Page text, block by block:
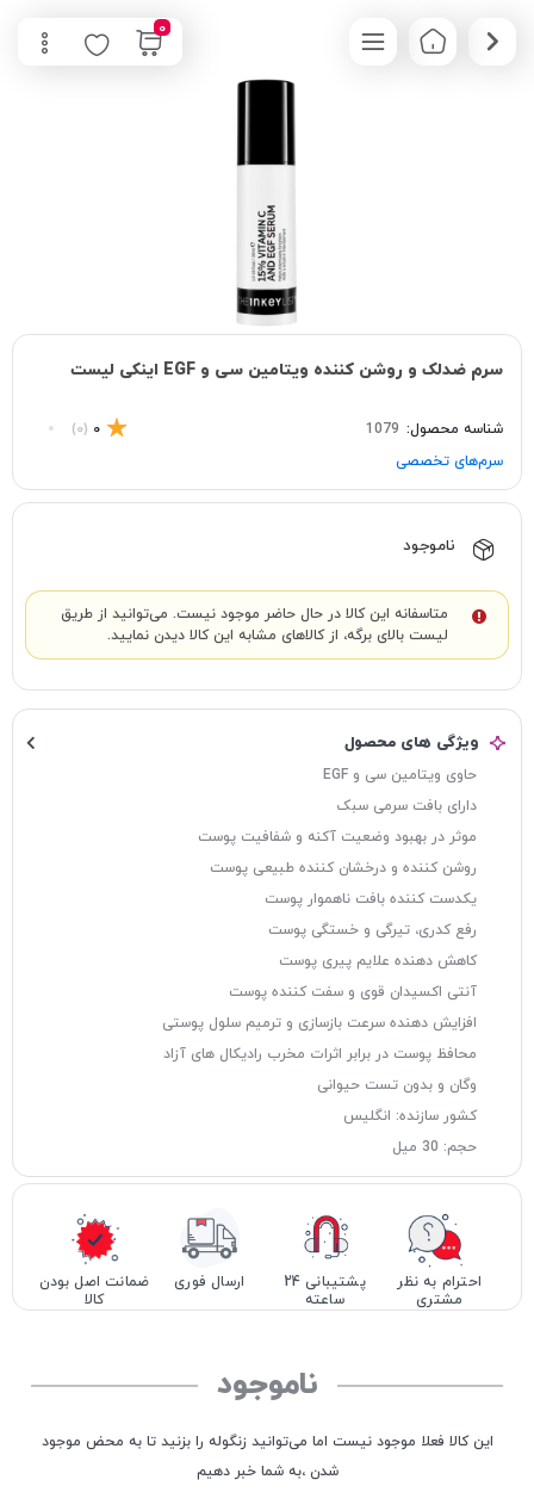
0
سرم ضدلک و روشن کننده ویتامین سی و EGF اینکی لیست
شناسه محصول: 1079
0
(0)
سرم‌های تخصصی
ناموجود
متاسفانه این کالا در حال حاضر موجود نیست. می‌توانید از طریق
لیست بالای برگه، از کالاهای مشابه این کالا دیدن نمایید.
ویژگی های محصول
حاوی ویتامین سی و EGF
دارای بافت سرمی سبک
موثر در بهبود وضعیت آکنه و شفافیت پوست
روشن کننده و درخشان کننده طبیعی پوست
یکدست کننده بافت ناهموار پوست
رفع کدری، تیرگی و خستگی پوست
کاهش دهنده علایم پیری پوست
آنتی اکسیدان قوی و سفت کننده پوست
افزایش دهنده سرعت بازسازی و ترمیم سلول پوستی
محافظ پوست در برابر اثرات مخرب رادیکال های آزاد
وگان و بدون تست حیوانی
کشور سازنده: انگلیس
حجم: 30 میل
احترام به نظر
مشتری
پشتیبانی 24
ساعته
ارسال فوری
ضمانت اصل بودن
کالا
ناموجود
این کالا فعلا موجود نیست اما می‌توانید زنگوله را بزنید تا به محض موجود
شدن ،به شما خبر دهیم